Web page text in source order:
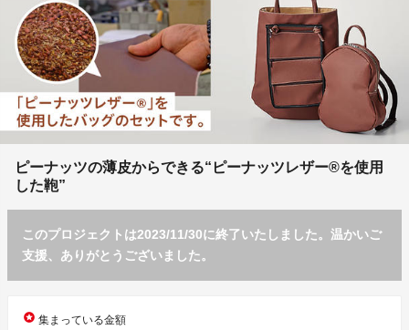
ピーナッツの薄皮からできる“ピーナッツレザー®を使用
した鞄”
このプロジェクトは2023/11/30に終了いたしました。温かいご
支援、ありがとうございました。
stars 集まっている金額